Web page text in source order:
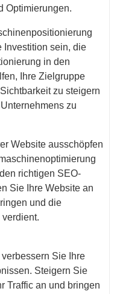
Optimierungen.
Investition sein, die
in den
Ihre Zielgruppe
zu steigern
zu
Website ausschöpfen
richtigen SEO-
Sie Ihre Website an
und die
Sie Ihre
Steigern Sie
Traffic an und bringen